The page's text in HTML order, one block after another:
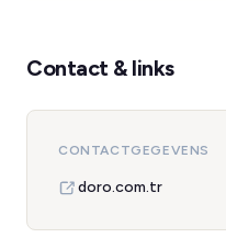
Contact & links
CONTACTGEGEVENS
doro.com.tr